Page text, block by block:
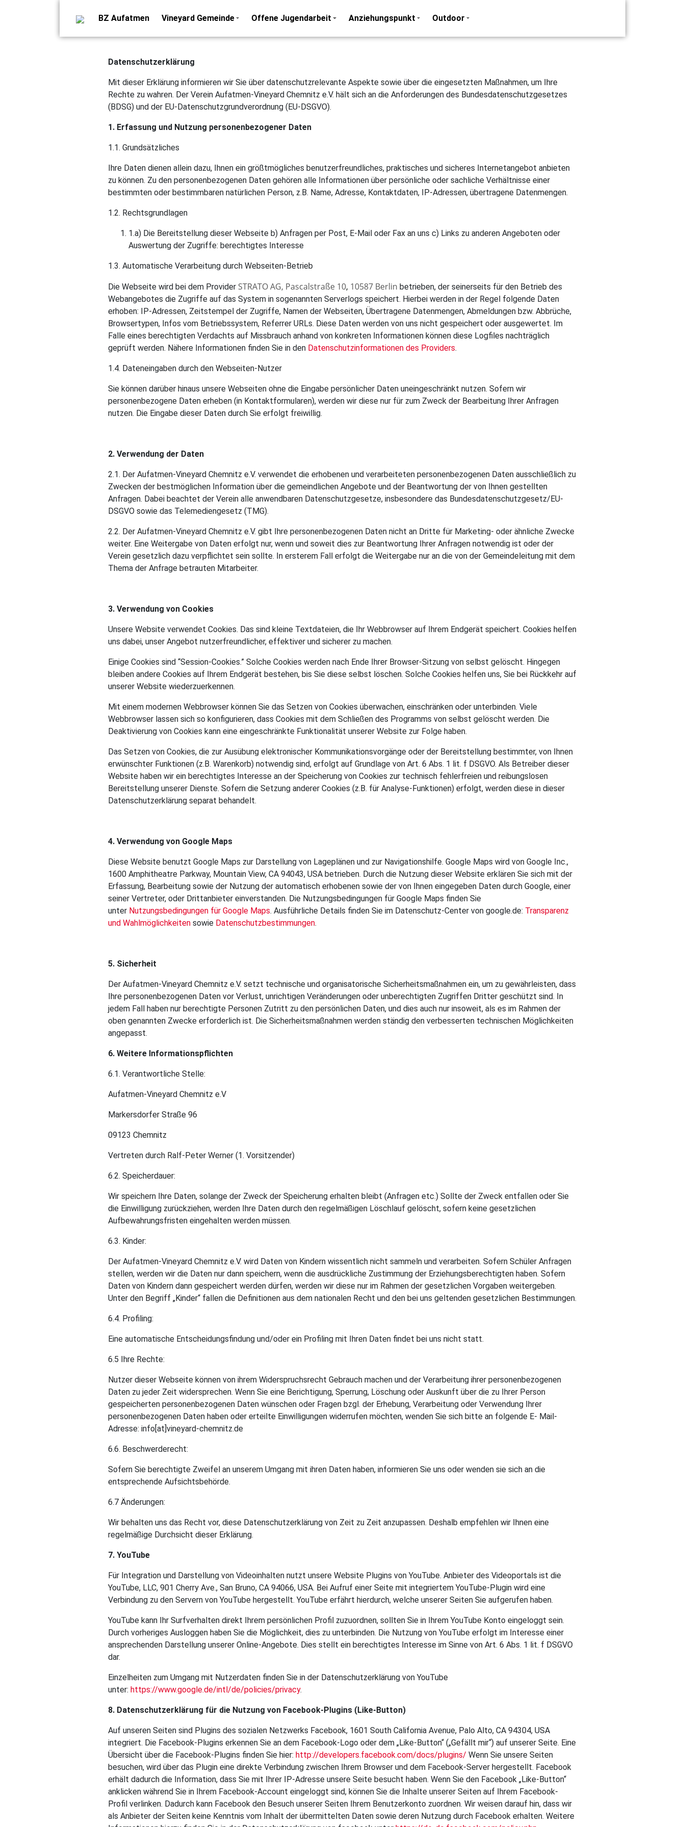
BZ Aufatmen Vineyard Gemeinde Offene Jugendarbeit Anziehungspunkt Outdoor
Datenschutzerklärung
Mit dieser Erklärung informieren wir Sie über datenschutzrelevante Aspekte sowie über die eingesetzten Maßnahmen, um Ihre
Rechte zu wahren. Der Verein Aufatmen-Vineyard Chemnitz e.V. hält sich an die Anforderungen des Bundesdatenschutzgesetzes
(BDSG) und der EU-Datenschutzgrundverordnung (EU-DSGVO).
1. Erfassung und Nutzung personenbezogener Daten
1.1. Grundsätzliches
Ihre Daten dienen allein dazu, Ihnen ein größtmögliches benutzerfreundliches, praktisches und sicheres Internetangebot anbieten
zu können. Zu den personenbezogenen Daten gehören alle Informationen über persönliche oder sachliche Verhältnisse einer
bestimmten oder bestimmbaren natürlichen Person, z.B. Name, Adresse, Kontaktdaten, IP-Adressen, übertragene Datenmengen.
1.2. Rechtsgrundlagen
1.a) Die Bereitstellung dieser Webseite b) Anfragen per Post, E-Mail oder Fax an uns c) Links zu anderen Angeboten oder
Auswertung der Zugriffe: berechtigtes Interesse
1.3. Automatische Verarbeitung durch Webseiten-Betrieb
Die Webseite wird bei dem Provider STRATO AG, Pascalstraße 10, 10587 Berlin betrieben, der seinerseits für den Betrieb des
Webangebotes die Zugriffe auf das System in sogenannten Serverlogs speichert. Hierbei werden in der Regel folgende Daten
erhoben: IP-Adressen, Zeitstempel der Zugriffe, Namen der Webseiten, Übertragene Datenmengen, Abmeldungen bzw. Abbrüche,
Browsertypen, Infos vom Betriebssystem, Referrer URLs. Diese Daten werden von uns nicht gespeichert oder ausgewertet. Im
Falle eines berechtigten Verdachts auf Missbrauch anhand von konkreten Informationen können diese Logfiles nachträglich
geprüft werden. Nähere Informationen finden Sie in den Datenschutzinformationen des Providers.
1.4. Dateneingaben durch den Webseiten-Nutzer
Sie können darüber hinaus unsere Webseiten ohne die Eingabe persönlicher Daten uneingeschränkt nutzen. Sofern wir
personenbezogene Daten erheben (in Kontaktformularen), werden wir diese nur für zum Zweck der Bearbeitung Ihrer Anfragen
nutzen. Die Eingabe dieser Daten durch Sie erfolgt freiwillig.
2. Verwendung der Daten
2.1. Der Aufatmen-Vineyard Chemnitz e.V. verwendet die erhobenen und verarbeiteten personenbezogenen Daten ausschließlich zu
Zwecken der bestmöglichen Information über die gemeindlichen Angebote und der Beantwortung der von Ihnen gestellten
Anfragen. Dabei beachtet der Verein alle anwendbaren Datenschutzgesetze, insbesondere das Bundesdatenschutzgesetz/EU-
DSGVO sowie das Telemediengesetz (TMG).
2.2. Der Aufatmen-Vineyard Chemnitz e.V. gibt Ihre personenbezogenen Daten nicht an Dritte für Marketing- oder ähnliche Zwecke
weiter. Eine Weitergabe von Daten erfolgt nur, wenn und soweit dies zur Beantwortung Ihrer Anfragen notwendig ist oder der
Verein gesetzlich dazu verpflichtet sein sollte. In ersterem Fall erfolgt die Weitergabe nur an die von der Gemeindeleitung mit dem
Thema der Anfrage betrauten Mitarbeiter.
3. Verwendung von Cookies
Unsere Website verwendet Cookies. Das sind kleine Textdateien, die Ihr Webbrowser auf Ihrem Endgerät speichert. Cookies helfen
uns dabei, unser Angebot nutzerfreundlicher, effektiver und sicherer zu machen.
Einige Cookies sind “Session-Cookies.” Solche Cookies werden nach Ende Ihrer Browser-Sitzung von selbst gelöscht. Hingegen
bleiben andere Cookies auf Ihrem Endgerät bestehen, bis Sie diese selbst löschen. Solche Cookies helfen uns, Sie bei Rückkehr auf
unserer Website wiederzuerkennen.
Mit einem modernen Webbrowser können Sie das Setzen von Cookies überwachen, einschränken oder unterbinden. Viele
Webbrowser lassen sich so konfigurieren, dass Cookies mit dem Schließen des Programms von selbst gelöscht werden. Die
Deaktivierung von Cookies kann eine eingeschränkte Funktionalität unserer Website zur Folge haben.
Das Setzen von Cookies, die zur Ausübung elektronischer Kommunikationsvorgänge oder der Bereitstellung bestimmter, von Ihnen
erwünschter Funktionen (z.B. Warenkorb) notwendig sind, erfolgt auf Grundlage von Art. 6 Abs. 1 lit. f DSGVO. Als Betreiber dieser
Website haben wir ein berechtigtes Interesse an der Speicherung von Cookies zur technisch fehlerfreien und reibungslosen
Bereitstellung unserer Dienste. Sofern die Setzung anderer Cookies (z.B. für Analyse-Funktionen) erfolgt, werden diese in dieser
Datenschutzerklärung separat behandelt.
4. Verwendung von Google Maps
Diese Website benutzt Google Maps zur Darstellung von Lageplänen und zur Navigationshilfe. Google Maps wird von Google Inc.,
1600 Amphitheatre Parkway, Mountain View, CA 94043, USA betrieben. Durch die Nutzung dieser Website erklären Sie sich mit der
Erfassung, Bearbeitung sowie der Nutzung der automatisch erhobenen sowie der von Ihnen eingegeben Daten durch Google, einer
seiner Vertreter, oder Drittanbieter einverstanden. Die Nutzungsbedingungen für Google Maps finden Sie
unter Nutzungsbedingungen für Google Maps. Ausführliche Details finden Sie im Datenschutz-Center von google.de: Transparenz
und Wahlmöglichkeiten sowie Datenschutzbestimmungen.
5. Sicherheit
Der Aufatmen-Vineyard Chemnitz e.V. setzt technische und organisatorische Sicherheitsmaßnahmen ein, um zu gewährleisten, dass
Ihre personenbezogenen Daten vor Verlust, unrichtigen Veränderungen oder unberechtigten Zugriffen Dritter geschützt sind. In
jedem Fall haben nur berechtigte Personen Zutritt zu den persönlichen Daten, und dies auch nur insoweit, als es im Rahmen der
oben genannten Zwecke erforderlich ist. Die Sicherheitsmaßnahmen werden ständig den verbesserten technischen Möglichkeiten
angepasst.
6. Weitere Informationspflichten
6.1. Verantwortliche Stelle:
Aufatmen-Vineyard Chemnitz e.V
Markersdorfer Straße 96
09123 Chemnitz
Vertreten durch Ralf-Peter Werner (1. Vorsitzender)
6.2. Speicherdauer:
Wir speichern Ihre Daten, solange der Zweck der Speicherung erhalten bleibt (Anfragen etc.) Sollte der Zweck entfallen oder Sie
die Einwilligung zurückziehen, werden Ihre Daten durch den regelmäßigen Löschlauf gelöscht, sofern keine gesetzlichen
Aufbewahrungsfristen eingehalten werden müssen.
6.3. Kinder:
Der Aufatmen-Vineyard Chemnitz e.V. wird Daten von Kindern wissentlich nicht sammeln und verarbeiten. Sofern Schüler Anfragen
stellen, werden wir die Daten nur dann speichern, wenn die ausdrückliche Zustimmung der Erziehungsberechtigten haben. Sofern
Daten von Kindern dann gespeichert werden dürfen, werden wir diese nur im Rahmen der gesetzlichen Vorgaben weitergeben.
Unter den Begriff „Kinder“ fallen die Definitionen aus dem nationalen Recht und den bei uns geltenden gesetzlichen Bestimmungen.
6.4. Profiling:
Eine automatische Entscheidungsfindung und/oder ein Profiling mit Ihren Daten findet bei uns nicht statt.
6.5 Ihre Rechte:
Nutzer dieser Webseite können von ihrem Widerspruchsrecht Gebrauch machen und der Verarbeitung ihrer personenbezogenen
Daten zu jeder Zeit widersprechen. Wenn Sie eine Berichtigung, Sperrung, Löschung oder Auskunft über die zu Ihrer Person
gespeicherten personenbezogenen Daten wünschen oder Fragen bzgl. der Erhebung, Verarbeitung oder Verwendung Ihrer
personenbezogenen Daten haben oder erteilte Einwilligungen widerrufen möchten, wenden Sie sich bitte an folgende E- Mail-
Adresse: info[at]vineyard-chemnitz.de
6.6. Beschwerderecht:
Sofern Sie berechtigte Zweifel an unserem Umgang mit ihren Daten haben, informieren Sie uns oder wenden sie sich an die
entsprechende Aufsichtsbehörde.
6.7 Änderungen:
Wir behalten uns das Recht vor, diese Datenschutzerklärung von Zeit zu Zeit anzupassen. Deshalb empfehlen wir Ihnen eine
regelmäßige Durchsicht dieser Erklärung.
7. YouTube
Für Integration und Darstellung von Videoinhalten nutzt unsere Website Plugins von YouTube. Anbieter des Videoportals ist die
YouTube, LLC, 901 Cherry Ave., San Bruno, CA 94066, USA. Bei Aufruf einer Seite mit integriertem YouTube-Plugin wird eine
Verbindung zu den Servern von YouTube hergestellt. YouTube erfährt hierdurch, welche unserer Seiten Sie aufgerufen haben.
YouTube kann Ihr Surfverhalten direkt Ihrem persönlichen Profil zuzuordnen, sollten Sie in Ihrem YouTube Konto eingeloggt sein.
Durch vorheriges Ausloggen haben Sie die Möglichkeit, dies zu unterbinden. Die Nutzung von YouTube erfolgt im Interesse einer
ansprechenden Darstellung unserer Online-Angebote. Dies stellt ein berechtigtes Interesse im Sinne von Art. 6 Abs. 1 lit. f DSGVO
dar.
Einzelheiten zum Umgang mit Nutzerdaten finden Sie in der Datenschutzerklärung von YouTube
unter: https://www.google.de/intl/de/policies/privacy.
8. Datenschutzerklärung für die Nutzung von Facebook-Plugins (Like-Button)
Auf unseren Seiten sind Plugins des sozialen Netzwerks Facebook, 1601 South California Avenue, Palo Alto, CA 94304, USA
integriert. Die Facebook-Plugins erkennen Sie an dem Facebook-Logo oder dem „Like-Button“ („Gefällt mir“) auf unserer Seite. Eine
Übersicht über die Facebook-Plugins finden Sie hier: http://developers.facebook.com/docs/plugins/ Wenn Sie unsere Seiten
besuchen, wird über das Plugin eine direkte Verbindung zwischen Ihrem Browser und dem Facebook-Server hergestellt. Facebook
erhält dadurch die Information, dass Sie mit Ihrer IP-Adresse unsere Seite besucht haben. Wenn Sie den Facebook „Like-Button“
anklicken während Sie in Ihrem Facebook-Account eingeloggt sind, können Sie die Inhalte unserer Seiten auf Ihrem Facebook-
Profil verlinken. Dadurch kann Facebook den Besuch unserer Seiten Ihrem Benutzerkonto zuordnen. Wir weisen darauf hin, dass wir
als Anbieter der Seiten keine Kenntnis vom Inhalt der übermittelten Daten sowie deren Nutzung durch Facebook erhalten. Weitere